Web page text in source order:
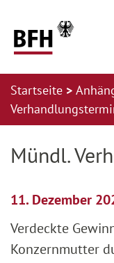
Startseite
Mündl.
11. Dezember
Verdeckte
Konzernmutter